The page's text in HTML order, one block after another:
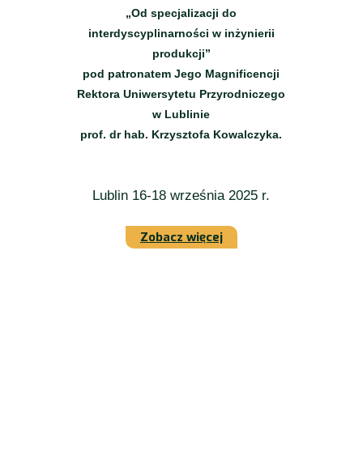
„Od specjalizacji do
interdyscyplinarności w inżynierii
produkcji”
pod patronatem Jego Magnificencji
Rektora Uniwersytetu Przyrodniczego
w Lublinie
prof. dr hab. Krzysztofa Kowalczyka.
Lublin 16-18 września 2025 r.
Zobacz więcej